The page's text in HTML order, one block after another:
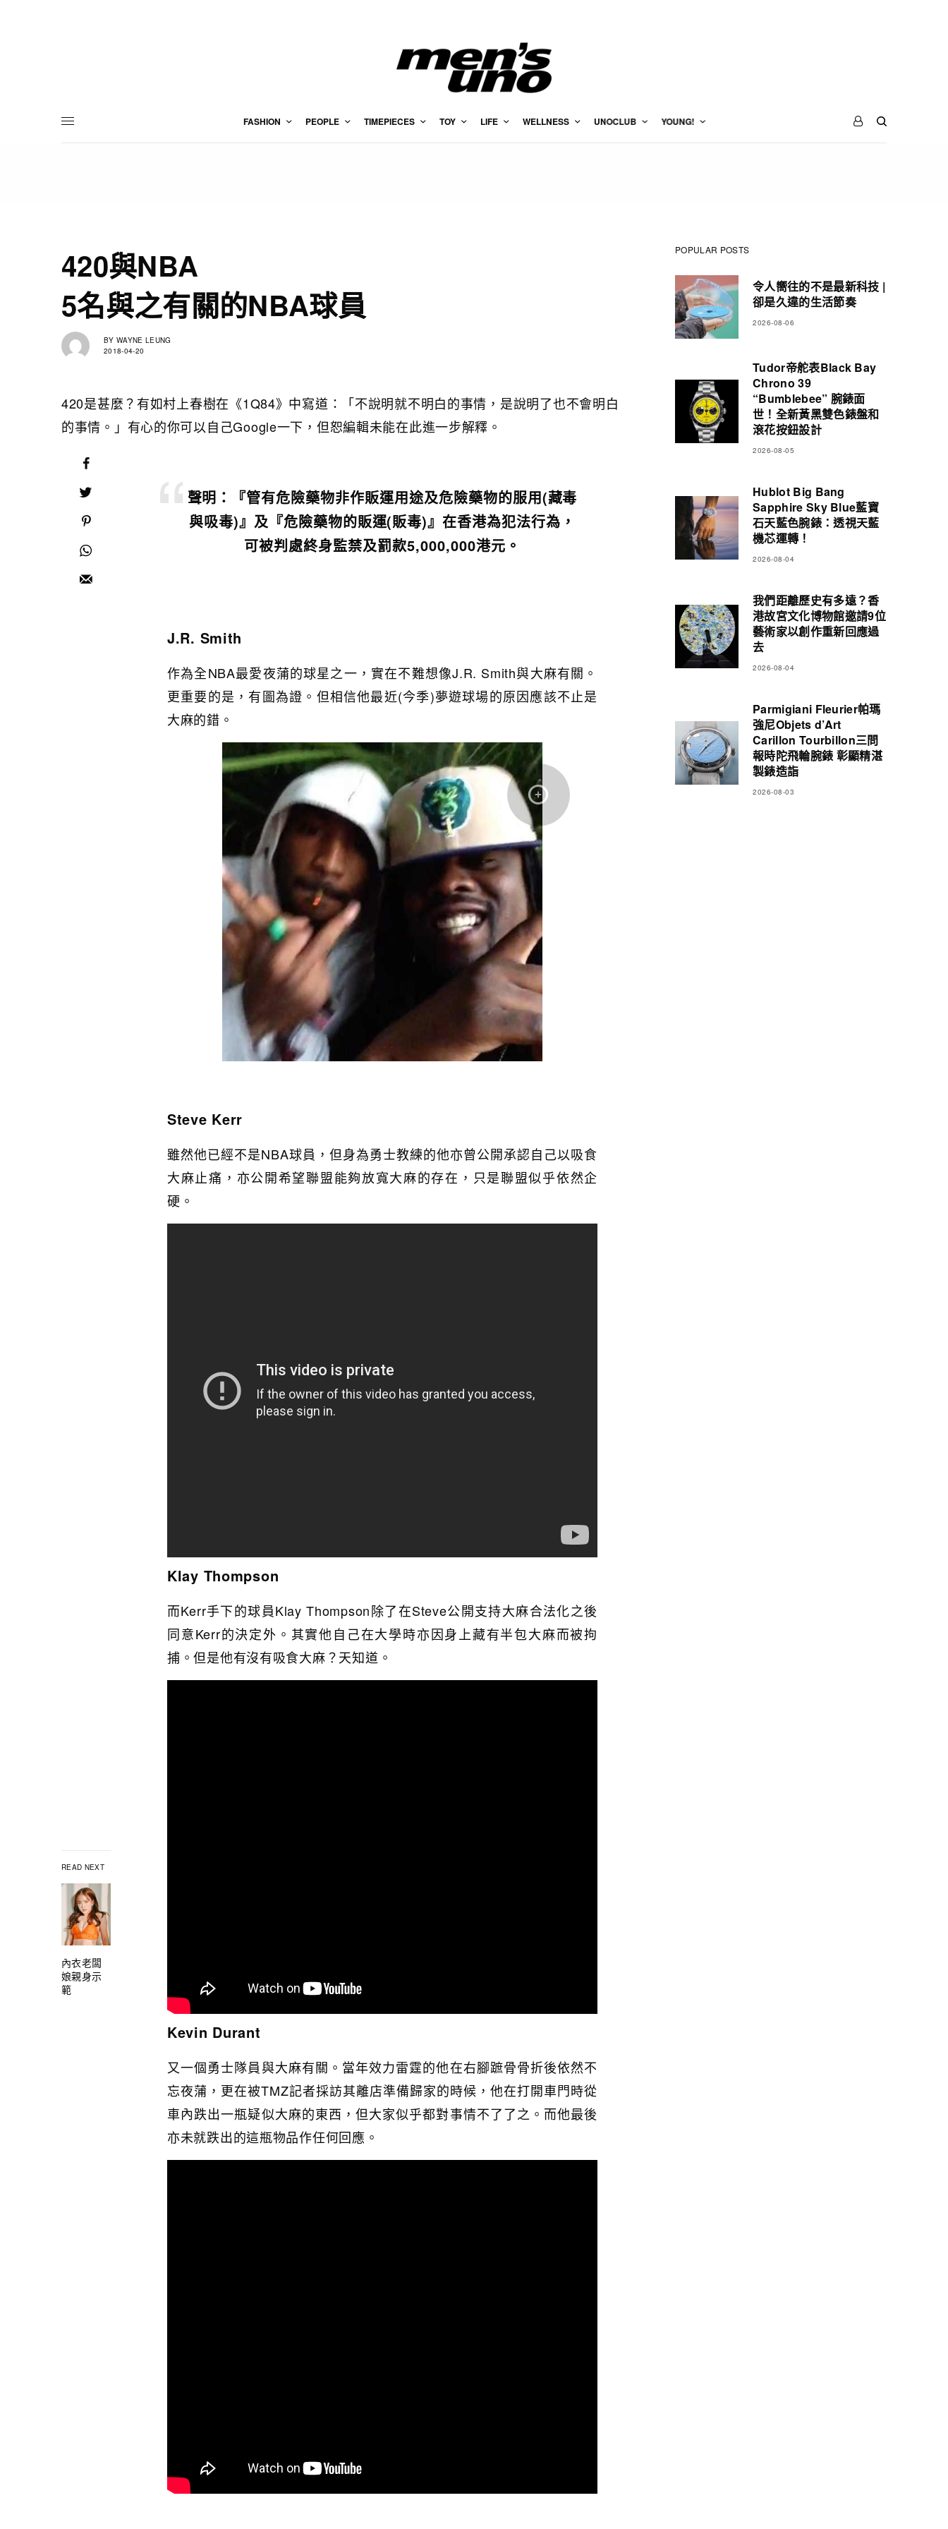
FASHION PEOPLE TIMEPIECES TOY LIFE WELLNESS UNOCLUB YOUNG!
420與NBA
5名與之有關的NBA球員
BY WAYNE LEUNG
2018-04-20
420是甚麼？有如村上春樹在《1Q84》中寫道：「不說明就不明白的事情，是說明了也不會明白
的事情。」有心的你可以自己Google一下，但恕編輯未能在此進一步解釋。
READ NEXT
內衣老闆
娘親身示
範
聲明：『管有危險藥物非作販運用途及危險藥物的服用(藏毒
與吸毒)』及『危險藥物的販運(販毒)』在香港為犯法行為，
可被判處終身監禁及罰款5,000,000港元。
J.R. Smith
作為全NBA最愛夜蒲的球星之一，實在不難想像J.R. Smith與大麻有關。
更重要的是，有圖為證。但相信他最近(今季)夢遊球場的原因應該不止是
大麻的錯。
Steve Kerr
雖然他已經不是NBA球員，但身為勇士教練的他亦曾公開承認自己以吸食
大麻止痛，亦公開希望聯盟能夠放寬大麻的存在，只是聯盟似乎依然企
硬。
Klay Thompson
而Kerr手下的球員Klay Thompson除了在Steve公開支持大麻合法化之後
同意Kerr的決定外。其實他自己在大學時亦因身上藏有半包大麻而被拘
捕。但是他有沒有吸食大麻？天知道。
Kevin Durant
又一個勇士隊員與大麻有關。當年效力雷霆的他在右腳蹠骨骨折後依然不
忘夜蒲，更在被TMZ記者採訪其離店準備歸家的時候，他在打開車門時從
車內跌出一瓶疑似大麻的東西，但大家似乎都對事情不了了之。而他最後
亦未就跌出的這瓶物品作任何回應。
POPULAR POSTS
令人嚮往的不是最新科技 |
卻是久違的生活節奏
2026-08-06
Tudor帝舵表Black Bay
Chrono 39
“Bumblebee” 腕錶面
世！全新黃黑雙色錶盤和
滾花按鈕設計
2026-08-05
Hublot Big Bang
Sapphire Sky Blue藍寶
石天藍色腕錶：透視天藍
機芯運轉！
2026-08-04
我們距離歷史有多遠？香
港故宮文化博物館邀請9位
藝術家以創作重新回應過
去
2026-08-04
Parmigiani Fleurier帕瑪
強尼Objets d’Art
Carillon Tourbillon三問
報時陀飛輪腕錶 彰顯精湛
製錶造詣
2026-08-03